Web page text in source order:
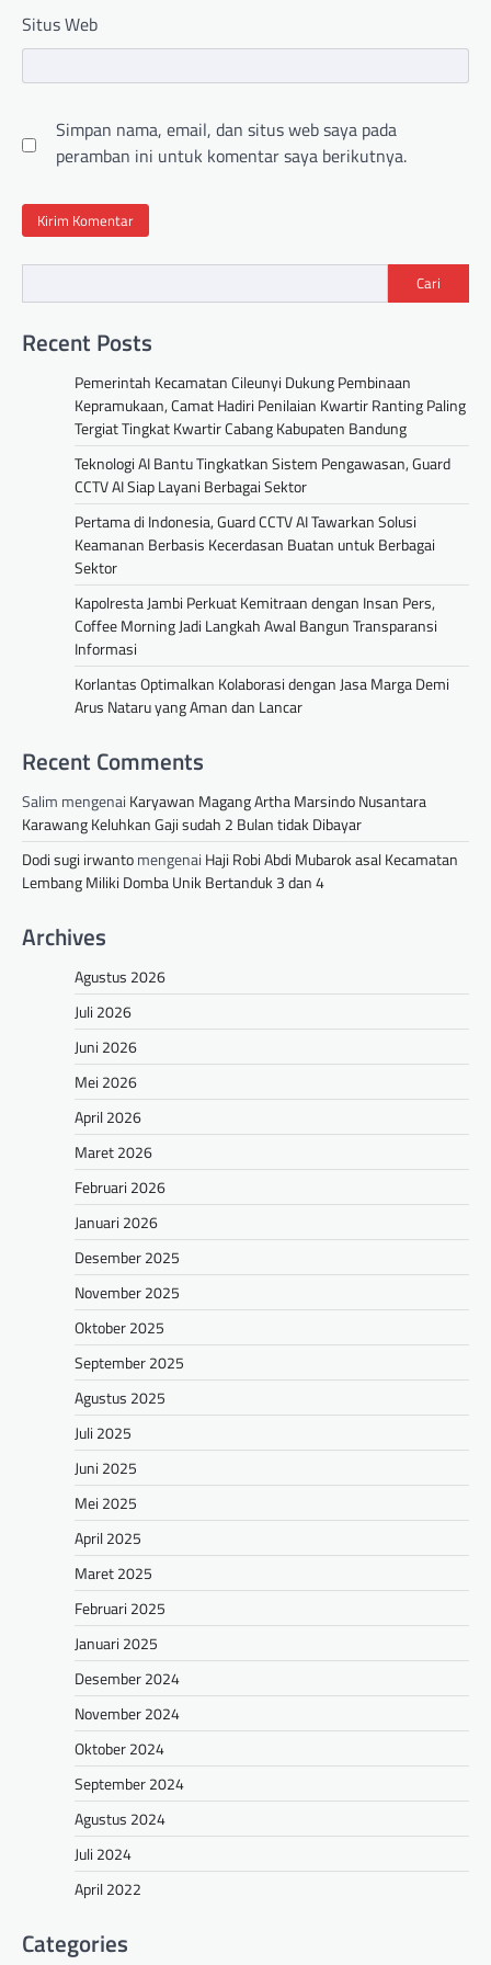
Situs Web
Simpan nama, email, dan situs web saya pada
peramban ini untuk komentar saya berikutnya.
Cari
Recent Posts
Pemerintah Kecamatan Cileunyi Dukung Pembinaan
Kepramukaan, Camat Hadiri Penilaian Kwartir Ranting Paling
Tergiat Tingkat Kwartir Cabang Kabupaten Bandung
Teknologi AI Bantu Tingkatkan Sistem Pengawasan, Guard
CCTV AI Siap Layani Berbagai Sektor
Pertama di Indonesia, Guard CCTV AI Tawarkan Solusi
Keamanan Berbasis Kecerdasan Buatan untuk Berbagai
Sektor
Kapolresta Jambi Perkuat Kemitraan dengan Insan Pers,
Coffee Morning Jadi Langkah Awal Bangun Transparansi
Informasi
Korlantas Optimalkan Kolaborasi dengan Jasa Marga Demi
Arus Nataru yang Aman dan Lancar
Recent Comments
Salim mengenai Karyawan Magang Artha Marsindo Nusantara
Karawang Keluhkan Gaji sudah 2 Bulan tidak Dibayar
Dodi sugi irwantomengenai Haji Robi Abdi Mubarok asal Kecamatan
Lembang Miliki Domba Unik Bertanduk 3 dan 4
Archives
Agustus 2026
Juli 2026
Juni 2026
Mei 2026
April 2026
Maret 2026
Februari 2026
Januari 2026
Desember 2025
November 2025
Oktober 2025
September 2025
Agustus 2025
Juli 2025
Juni 2025
Mei 2025
April 2025
Maret 2025
Februari 2025
Januari 2025
Desember 2024
November 2024
Oktober 2024
September 2024
Agustus 2024
Juli 2024
April 2022
Categories